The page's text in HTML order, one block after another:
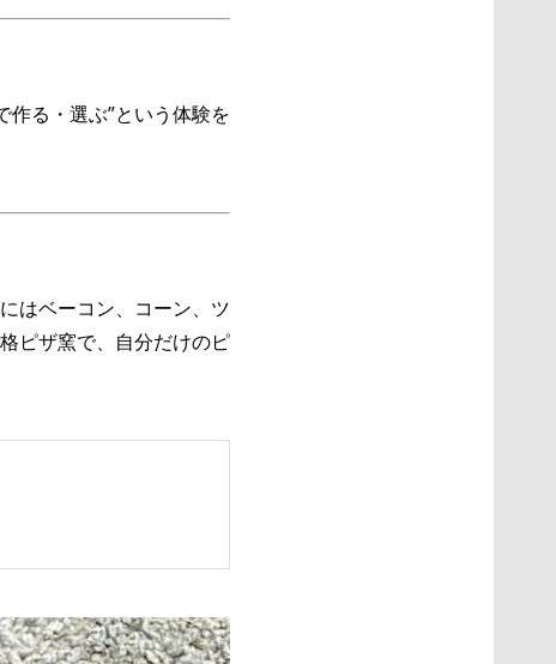
作る・選ぶ”という体験を
はベーコン、コーン、ツ
ピザ窯で、自分だけのピ